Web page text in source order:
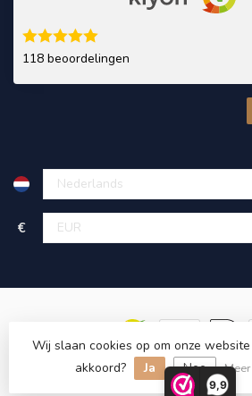
9,9
118 beoordelingen
€
© Copyright 2026 KING
Wij slaan cookies op om onze
akkoord?
Ja Nee